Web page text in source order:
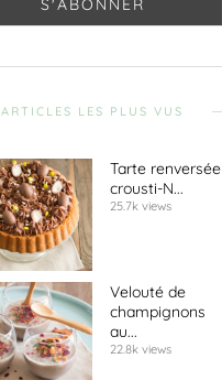
ARTICLES LES PLUS VUS
Tarte renversée
crousti-N...
25.7k views
Velouté de
champignons
au...
22.8k views